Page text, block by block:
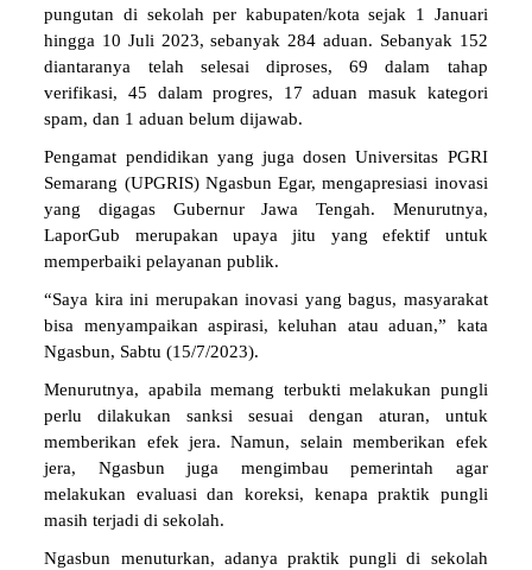
pungutan di sekolah per kabupaten/kota sejak 1 Januari
hingga 10 Juli 2023, sebanyak 284 aduan. Sebanyak 152
diantaranya telah selesai diproses, 69 dalam tahap
verifikasi, 45 dalam progres, 17 aduan masuk kategori
spam, dan 1 aduan belum dijawab.
Pengamat pendidikan yang juga dosen Universitas PGRI
Semarang (UPGRIS) Ngasbun Egar, mengapresiasi inovasi
yang digagas Gubernur Jawa Tengah. Menurutnya,
LaporGub merupakan upaya jitu yang efektif untuk
memperbaiki pelayanan publik.
“Saya kira ini merupakan inovasi yang bagus, masyarakat
bisa menyampaikan aspirasi, keluhan atau aduan,” kata
Ngasbun, Sabtu (15/7/2023).
Menurutnya, apabila memang terbukti melakukan pungli
perlu dilakukan sanksi sesuai dengan aturan, untuk
memberikan efek jera. Namun, selain memberikan efek
jera, Ngasbun juga mengimbau pemerintah agar
melakukan evaluasi dan koreksi, kenapa praktik pungli
masih terjadi di sekolah.
Ngasbun menuturkan, adanya praktik pungli di sekolah